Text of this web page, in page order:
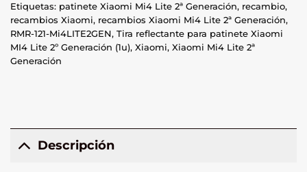
Etiquetas: patinete Xiaomi Mi4 Lite 2ª Generación, recambio,
recambios Xiaomi, recambios Xiaomi Mi4 Lite 2ª Generación,
RMR-121-Mi4LITE2GEN, Tira reflectante para patinete Xiaomi
MI4 Lite 2º Generación (1u), Xiaomi, Xiaomi Mi4 Lite 2ª
Generación
Descripción